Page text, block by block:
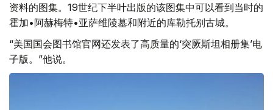
资料的图集。19世纪下半叶出版的该图集中可以看到当时的
霍加•阿赫梅特•亚萨维陵墓和附近的库勒托别古城。
“美国国会图书馆官网还发表了高质量的‘突厥斯坦相册集’电
子版。”他说。